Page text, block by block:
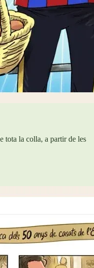
tota la colla, a partir de les